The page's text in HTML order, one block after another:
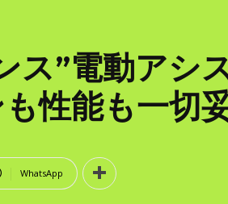
ス”電動アシ
性能も一切
WhatsApp